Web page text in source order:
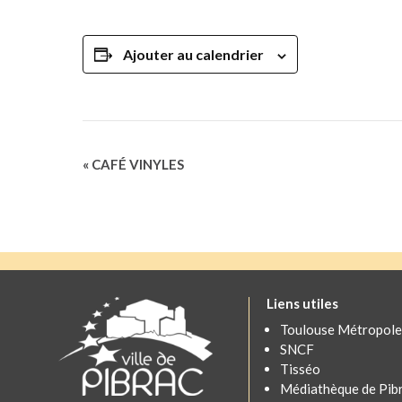
Ajouter au calendrier
Navigation
« CAFÉ VINYLES
Liens utiles
Toulouse Métropole
SNCF
Tisséo
Médiathèque de